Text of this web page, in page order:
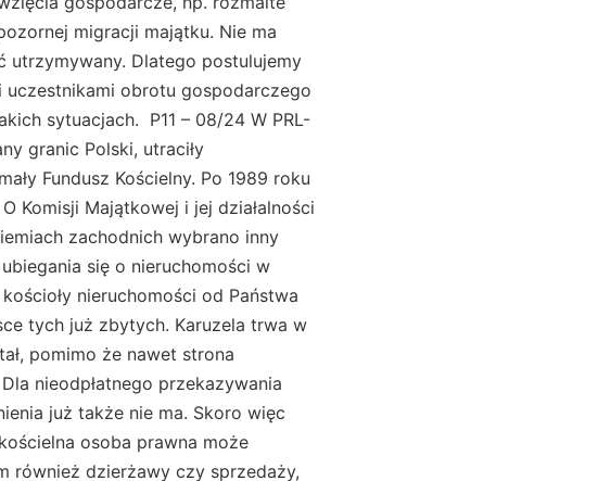
migracji majątku. Nie ma
Dlatego postulujemy
uczestnikami obrotu gospodarczego
sytuacjach. P11 – 08/24 W PRL-
granic Polski, utraciły
Fundusz Kościelny. Po 1989 roku
Komisji Majątkowej i jej działalności
zachodnich wybrano inny
się o nieruchomości w
nieruchomości od Państwa
tych już zbytych. Karuzela trwa w
pomimo że nawet strona
nieodpłatnego przekazywania
już także nie ma. Skoro więc
osoba prawna może
również dzierżawy czy sprzedaży,